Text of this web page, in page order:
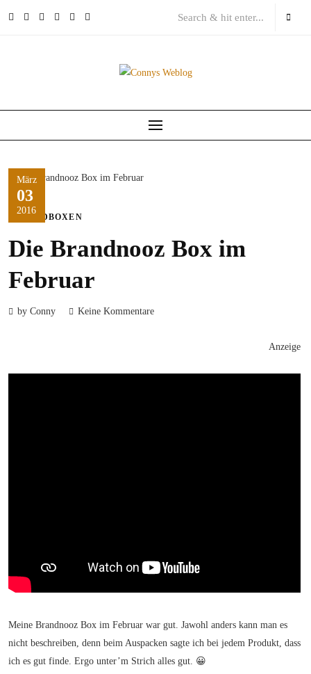
März
03
2016
FOODBOXEN
Die Brandnooz Box im
Februar
by Conny Keine Kommentare
Anzeige
Meine Brandnooz Box im Februar war gut. Jawohl anders kann man es
nicht beschreiben, denn beim Auspacken sagte ich bei jedem Produkt, dass
ich es gut finde. Ergo unter’m Strich alles gut. 😀